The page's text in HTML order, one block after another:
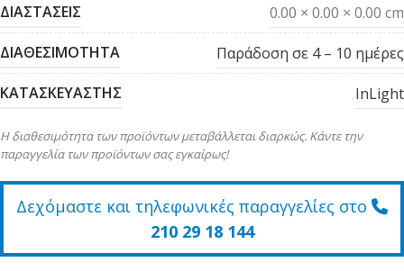
ΔΙΑΣΤΑΣΕΙΣ 0.00 × 0.00 × 0.00 cm
ΔΙΑΘΕΣΙΜΟΤΗΤΑ Παράδοση σε 4 – 10 ημέρες
ΚΑΤΑΣΚΕΥΑΣΤΗΣ InLight
Η διαθεσιμότητα των προϊόντων μεταβάλλεται διαρκώς. Κάντε την
παραγγελία των προϊόντων σας εγκαίρως!
Δεχόμαστε και τηλεφωνικές παραγγελίες στο
210 29 18 144